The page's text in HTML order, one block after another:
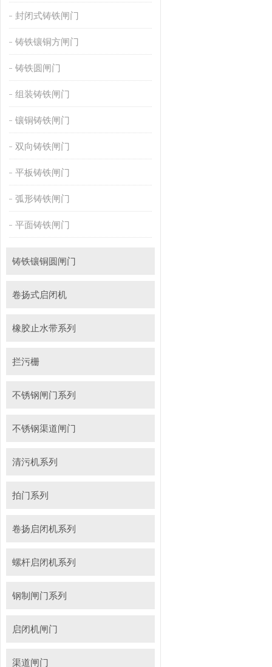
封闭式铸铁闸门
铸铁镶铜方闸门
铸铁圆闸门
组装铸铁闸门
镶铜铸铁闸门
双向铸铁闸门
平板铸铁闸门
弧形铸铁闸门
平面铸铁闸门
铸铁镶铜圆闸门
卷扬式启闭机
橡胶止水带系列
拦污栅
不锈钢闸门系列
不锈钢渠道闸门
清污机系列
拍门系列
卷扬启闭机系列
螺杆启闭机系列
钢制闸门系列
启闭机闸门
渠道闸门